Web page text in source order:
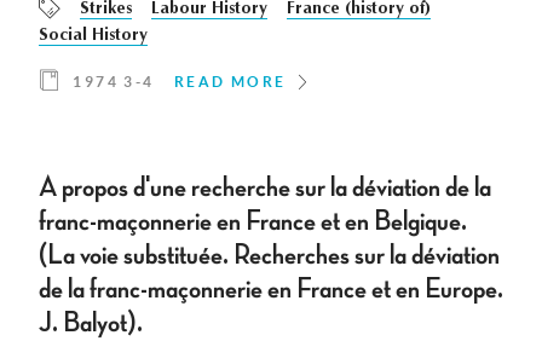
Strikes Labour History
France (history of)
Social History
1974 3-4 READ MORE
A propos d'une recherche sur la déviation de la
franc-maçonnerie en France et en Belgique.
(La voie substituée. Recherches sur la déviation
de la franc-maçonnerie en France et en Europe.
J. Balyot).